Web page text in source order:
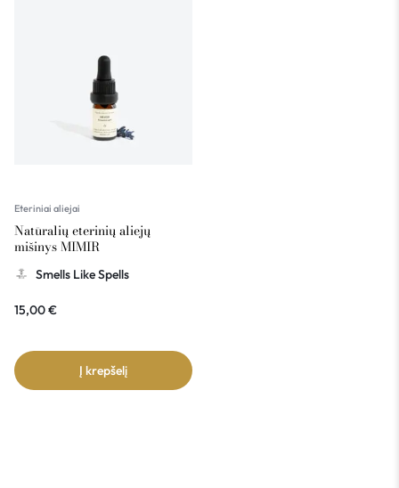
Eteriniai aliejai
Natūralių eterinių aliejų
mišinys MIMIR
Smells Like Spells
15,00€
Į krepšelį